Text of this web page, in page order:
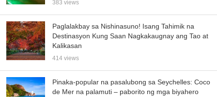
383 views
Paglalakbay sa Nishinasuno! Isang Tahimik na
Destinasyon Kung Saan Nagkakaugnay ang Tao at
Kalikasan
414 views
Pinaka-popular na pasalubong sa Seychelles: Coco
de Mer na palamuti – paborito ng mga biyahero